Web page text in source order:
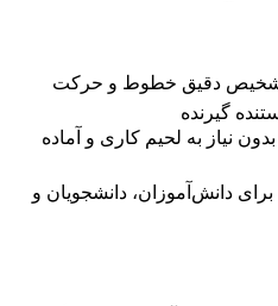
دقیق خطوط و حرکت
بدون نیاز به لحیم کاری و آماده
دانش‌آموزان، دانشجویان و